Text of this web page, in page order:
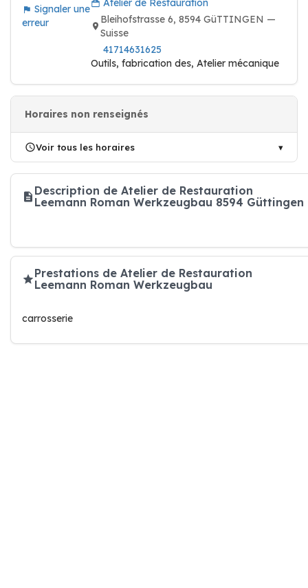
Signaler une
erreur
Atelier de Restauration
Bleihofstrasse 6, 8594 GüTTINGEN —
Suisse
41714631625
Outils, fabrication des, Atelier mécanique
Horaires non renseignés
Voir tous les horaires
Description de Atelier de Restauration
Leemann Roman Werkzeugbau 8594 Güttingen
Prestations de Atelier de Restauration
Leemann Roman Werkzeugbau
carrosserie